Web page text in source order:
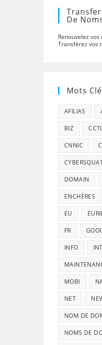
De
Renouvelez
Transférez vos
Mots
AFILIAS
BIZ
CNNIC
DOMAIN
ENCHÈRES
EU
FR
INFO
MOBI
NET
NOM DE
NOMS DE